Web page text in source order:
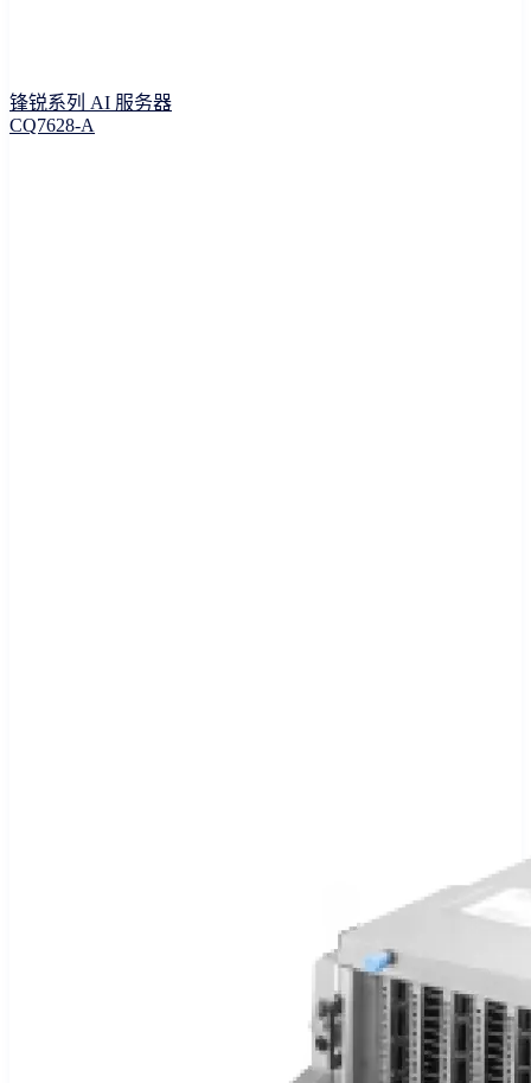
锋锐系列 AI 服务器
CQ7628-A